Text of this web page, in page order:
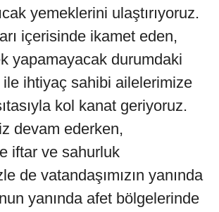
yemeklerini ulaştırıyoruz.
içerisinde ikamet eden,
yapamayacak durumdaki
ihtiyaç sahibi ailelerimize
kol kanat geriyoruz.
devam ederken,
iftar ve sahurluk
de vatandaşımızın yanında
yanında afet bölgelerinde